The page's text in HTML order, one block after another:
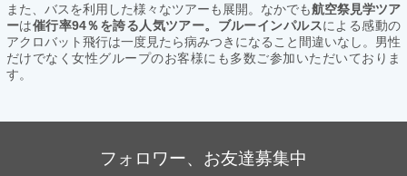
また、バスを利用した様々なツアーも展開。なかでも航空祭見学ツア
ーは催行率94％を誇る人気ツアー。ブルーインパルスによる感動の
アクロバット飛行は一度見たら病みつきになること間違いなし。男性
だけでなく女性グループのお客様にも多数ご参加いただいておりま
す。
フォロワー、お友達募集中